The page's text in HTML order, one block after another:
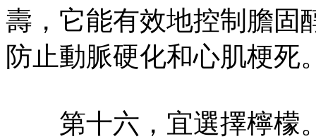
壽，它能有效地控制膽固
防止動脈硬化和心肌梗死
第十六，宜選擇檸檬